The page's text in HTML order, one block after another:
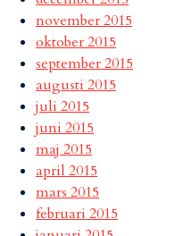
november 2015
oktober 2015
september 2015
augusti 2015
juli 2015
juni 2015
maj 2015
april 2015
mars 2015
februari 2015